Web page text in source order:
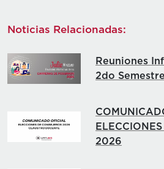
Noticias Relacionadas:
Reuniones
2do Semestre
2026